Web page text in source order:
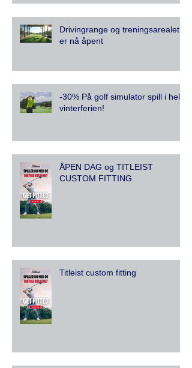
Drivingrange og treningsarealet
er nå åpent
-30% På golf simulator spill i hele
vinterferien!
ÅPEN DAG og TITLEIST
CUSTOM FITTING
Titleist custom fitting